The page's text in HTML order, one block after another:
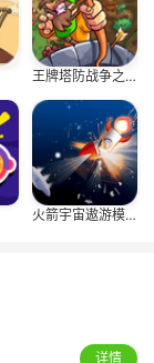
王牌塔防战争之王
火箭宇宙遨游模拟
详情